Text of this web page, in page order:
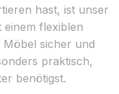
hast, ist unser
einem flexiblen
sicher und
praktisch,
benötigst.